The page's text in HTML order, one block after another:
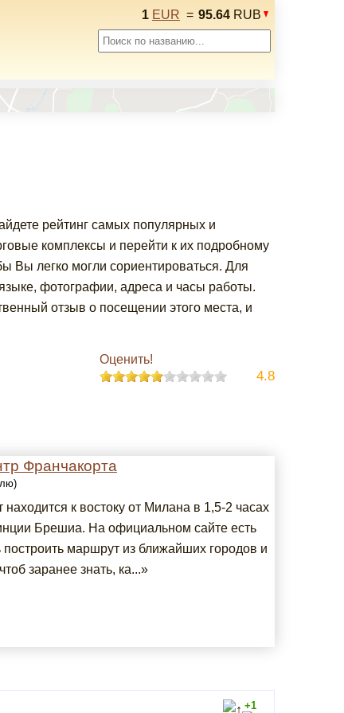
1 EUR = 95.64 RUB
рейтинг самых популярных и
комплексы и перейти к их подробному
Вы легко могли сориентироваться. Для
фотографии, адреса и часы работы.
отзыв о посещении этого места, и
Оценить!
4.8
Франчакорта
находится к востоку от Милана в 1,5-2 часах
Брешиа. На официальном сайте есть
построить маршрут из ближайших городов и
заранее знать, ка...»
+1